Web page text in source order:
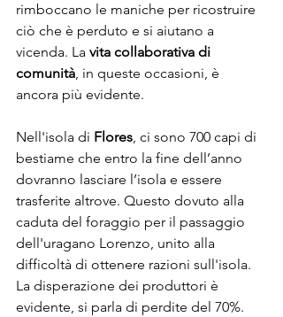
rimboccano le maniche per ricostruire
ciò che è perduto e si aiutano a
vicenda. La vita collaborativa di
comunità, in queste occasioni, è
ancora più evidente.
Nell'isola di Flores, ci sono 700 capi di
bestiame che entro la fine dell’anno
dovranno lasciare l’isola e essere
trasferite altrove. Questo dovuto alla
caduta del foraggio per il passaggio
dell'uragano Lorenzo, unito alla
difficoltà di ottenere razioni sull'isola.
La disperazione dei produttori è
evidente, si parla di perdite del 70%.